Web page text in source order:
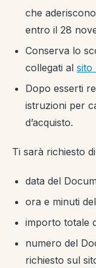
che
entro il 28
Conserva lo
collegati al sito
Dopo esserti
istruzioni per
d’acquisto.
Ti sarà richiesto
data del
ora e minuti
importo totale
numero del
richiesto sul